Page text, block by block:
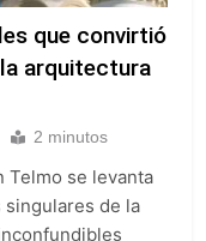
que convirtió
arquitectura
2 minutos
Telmo se levanta
de la